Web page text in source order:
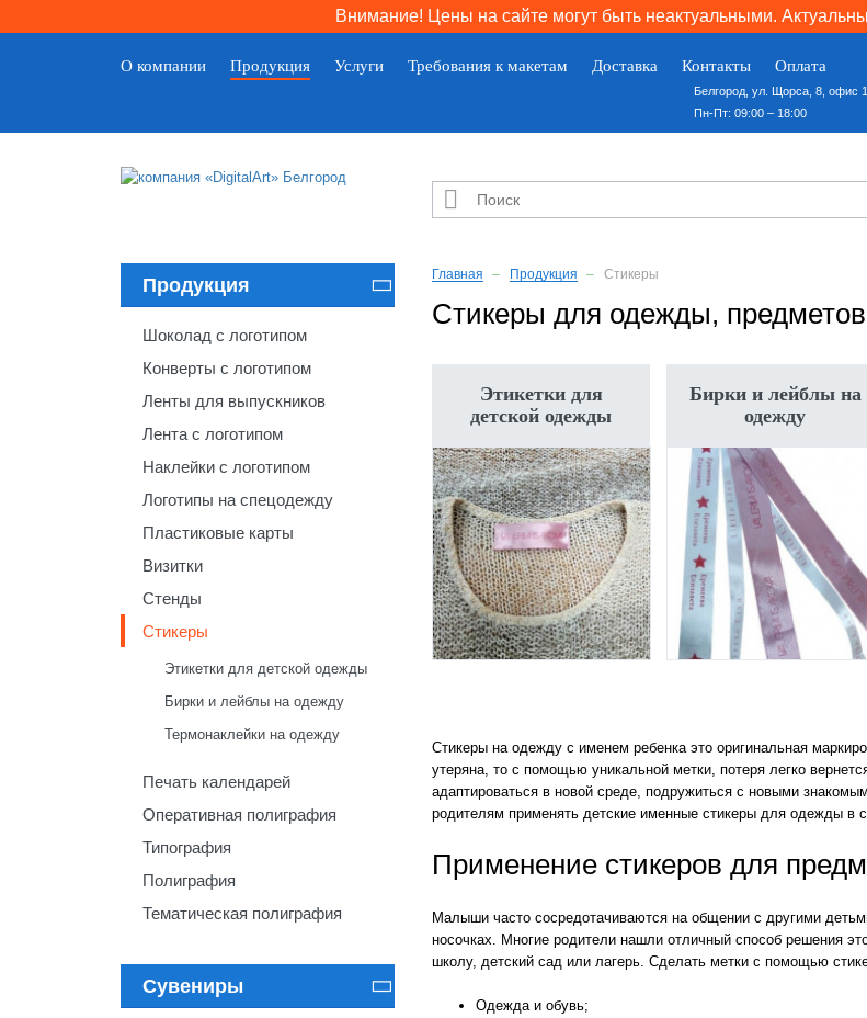
Внимание! Цены на сайте могут быть неактуальными.
О компании Продукция Услуги Требования к макетам Доставка Контакты Оплата
Белгород, ул. Щорса, 8, офис
Пн-Пт: 09:00 – 18:00

Продукция 
Шоколад с логотипом
Конверты с логотипом
Ленты для выпускников
Лента с логотипом
Наклейки с логотипом
Логотипы на спецодежду
Пластиковые карты
Визитки
Стенды
Стикеры
Этикетки для детской одежды
Бирки и лейблы на одежду
Термонаклейки на одежду
Печать календарей
Оперативная полиграфия
Типография
Полиграфия
Тематическая полиграфия
Сувениры 
Главная Продукция Стикеры
Стикеры для одежды,
Этикетки для
детской одежды
Бирки и лейблы на
одежду
Стикеры на одежду с именем ребенка это оригинальная
утеряна, то с помощью уникальной метки, потеря легко
адаптироваться в новой среде, подружиться с новыми
родителям применять детские именные стикеры для одежды в
Применение стикеров для
Малыши часто сосредотачиваются на общении с другими
носочках. Многие родители нашли отличный способ решения
школу, детский сад или лагерь. Сделать метки с помощью
Одежда и обувь;